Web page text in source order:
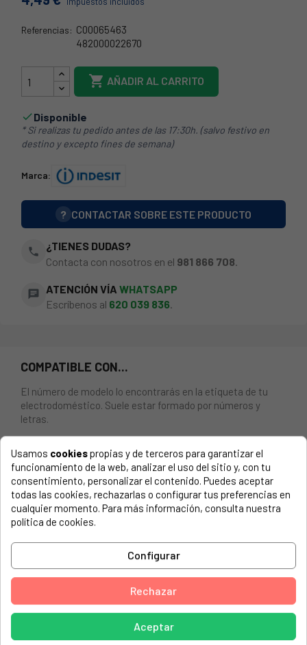
Referencias: C00065463
482000022670
 AÑADIR AL CARRITO
Disponible
* Si realizas tu pedido antes de las 17:30h. (salvo festivo en
destino y excepto fines de semana)
Marca:
? CONTACTAR SOBRE ESTE PRODUCTO
phone
¿TIENES DUDAS?
Contacta con nosotros en el 981 866 708
chat ATENCIÓN VÍA WHATSAPP
Escríbenos al 620 039 836.
COMPATIBLE CON...
El número de modelo lo encontrarás en la etiqueta de tu
electrodoméstico. Suele estar formado por números y
letras.
ALETA ROMPREAGUAS LAVADORA INDESIT, ARISTON,
WHIRLPOOL.
ARISTON, LES869XIT - 80248870020 - 24887
ARISTON, LES869XIT - 80248870030 - 24887
ARISTON, LES669XIT - 80248860001 - 24886
ARISTON, LES669XIT - 80248860030 - 24886
ARISTON, ALS748TX - 80185910000 - 18591
ARISTON, ALS748TX - 80185910100 - 18591
Usamos cookiespropias y de terceros para garantizar el
funcionamiento de la web, analizar el uso del sitio y, con tu
consentimiento, personalizar el contenido. Puedes aceptar
todas las cookies, rechazarlas o configurar tus preferencias en
cualquier momento. Para más información, consulta nuestra
política de cookies.
Configurar
Rechazar
Aceptar